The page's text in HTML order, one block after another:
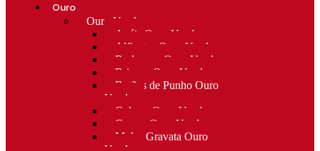
Ouro
Ouro Usado
Anéis Ouro Usado
Alfinetes Ouro Usado
Berloques Ouro Usado
Brincos Ouro Usado
Botões de Punho Ouro
Usado
Colares Ouro Usado
Cruzes Ouro Usado
Molas Gravata Ouro